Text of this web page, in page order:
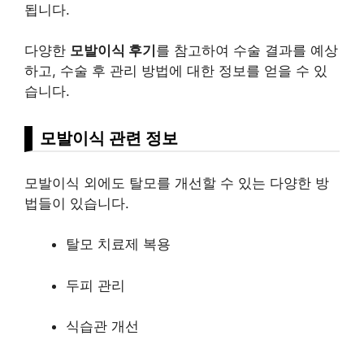
됩니다.
다양한 모발이식 후기 를 참고하여 수술 결과를 예상
하고, 수술 후 관리 방법에 대한 정보를 얻을 수 있
습니다.
모발이식 관련 정보
모발이식 외에도 탈모를 개선할 수 있는 다양한 방
법들이 있습니다.
탈모 치료제 복용
두피 관리
식습관 개선